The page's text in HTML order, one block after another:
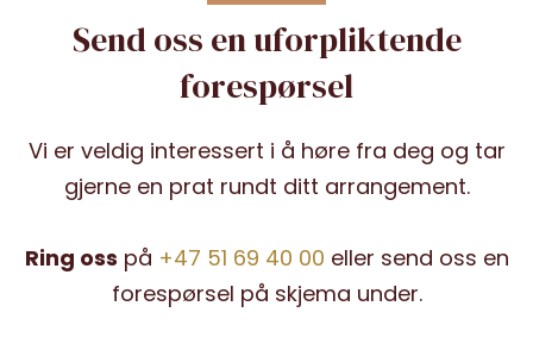
Send oss en uforpliktende
forespørsel
Vi er veldig interessert i å høre fra deg og tar
gjerne en prat rundt ditt arrangement.
Ring oss på +47 51 69 40 00 eller send oss en
forespørsel på skjema under.